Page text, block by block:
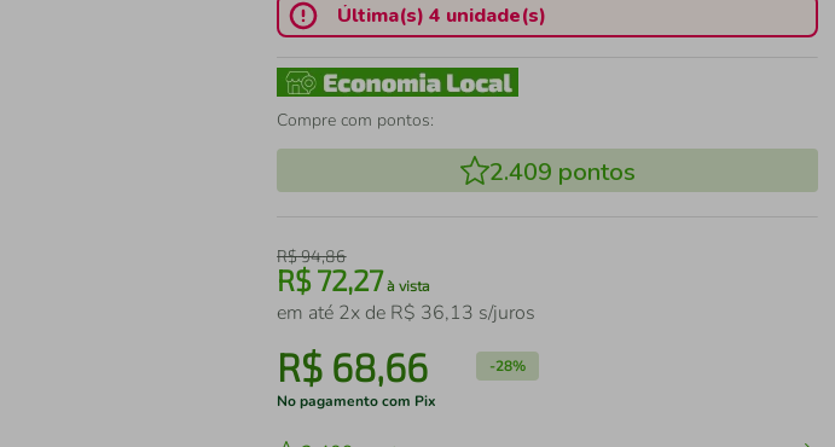
Última(s) 4 unidade(s)
Compre com pontos:
2.409 pontos
R$94,86
R$72,27à vista
em até 2x de R$ 36,13 s/juros
R$ 68,66 -28%
No pagamento com Pix